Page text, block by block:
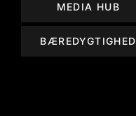
MEDIA HUB
BÆREDYGTIGHED